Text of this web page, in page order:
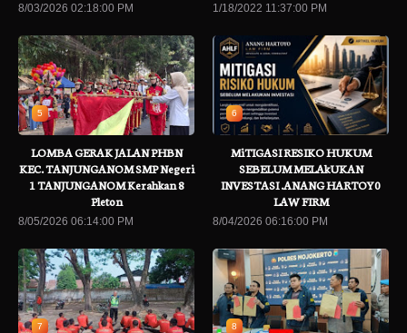
8/03/2026 02:18:00 PM 1/18/2022 11:37:00 PM
5
LOMBA GERAK JALAN PHBN
KEC. TANJUNGANOM SMP Negeri
1 TANJUNGANOM Kerahkan 8
Pleton
8/05/2026 06:14:00 PM
6
MiTIGASI RESIKO HUKUM
SEBELUM MELAkUKAN
INVESTASI .ANANG HARTOY0
LAW FIRM
8/04/2026 06:16:00 PM
7 8